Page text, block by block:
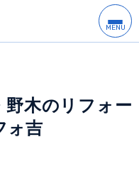
木のリフォー
ォ吉